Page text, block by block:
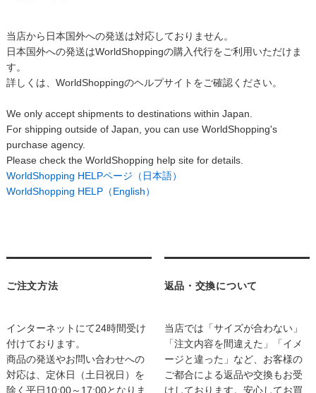
当店から日本国外への発送は対応しておりません。
日本国外への発送はWorldShoppingの購入代行をご利用いただけま
す。
詳しくは、WorldShoppingのヘルプサイトをご確認ください。
We only accept shipments to destinations within Japan.
For shipping outside of Japan, you can use WorldShopping's
purchase agency.
Please check the WorldShopping help site for details.
WorldShopping HELPページ（日本語）
WorldShopping HELP（English）
ご注文方法
インターネットにて24時間受け
付けております。
商品の発送やお問い合わせへの
対応は、定休日（土日祝日）を
除く平日10:00～17:00となりま
返品・交換について
当店では「サイズが合わない」
「注文内容を間違えた」「イメ
ージと違った」など、お客様の
ご都合による返品や交換もお受
けしております。安心してお買